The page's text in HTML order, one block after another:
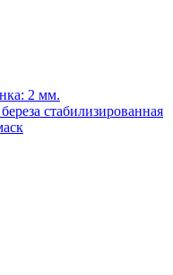
2 мм.
стабилизированная